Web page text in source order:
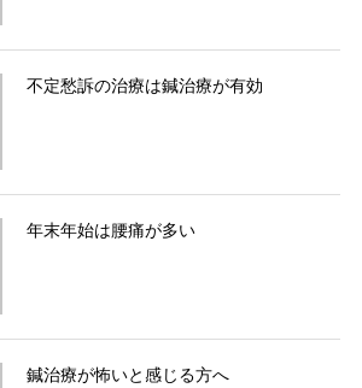
不定愁訴の治療は鍼治療が有効
年末年始は腰痛が多い
鍼治療が怖いと感じる方へ